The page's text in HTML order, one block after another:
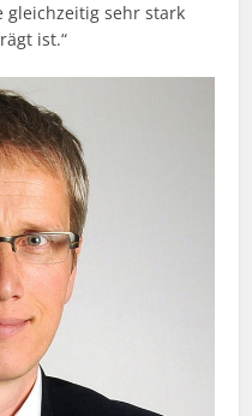
sehr stark
ist.“